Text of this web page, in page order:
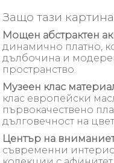
Защо тази
Мощен абстрактен
динамично платно,
дълбочина и
пространство.
Музеен клас
клас европейски
първокачествено
дълговечност на
Център на
съвременни